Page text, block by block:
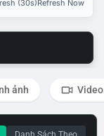
(30s)Refresh Now
ảnh Video